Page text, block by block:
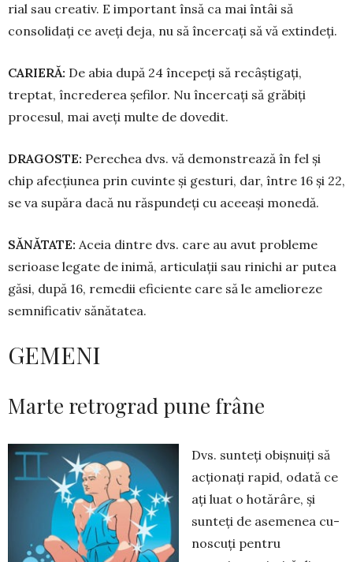
rial sau creativ. E important însă ca mai întâi să
consolidați ce aveți deja, nu să încercați să vă extindeți.
CARIERĂ: De abia după 24 începeți să recâștigați,
treptat, încrederea șefi­lor. Nu încercați să grăbiți
procesul, mai aveți multe de dovedit.
DRAGOSTE: Perechea dvs. vă de­monstrează în fel și
chip afecțiunea prin cuvinte și gesturi, dar, între 16 și 22,
se va supăra dacă nu răspundeți cu aceeași monedă.
SĂNĂTATE: Aceia dintre dvs. care au avut probleme
serioase legate de inimă, articulații sau rinichi ar putea
găsi, după 16, remedii eficiente care să le amelioreze
semnificativ sănătatea.
GEMENI
Marte retrograd pune frâne
Dvs. sunteți obișnuiți să
acțio­nați rapid, odată ce
ați luat o hotărâre, și
sunteți de asemenea cu­
noscuți pentru